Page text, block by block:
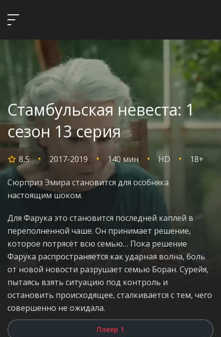
Стамбульская невеста: 1
сезон 13 серия
8,5 2017-2019 140 мин HD 18+
Сюрприз Эмира становится для особняка
настоящим шоком.
Для Фарука это становится последней каплей в
переполненной чаше. Он принимает решение,
которое потрясёт всю семью… Пока решение
Фарука распространяется как ударная волна, боль
от новой новости разрушает семью Боран. Сурейя,
пытаясь взять ситуацию под контроль и
остановить происходящее, сталкивается с тем, чего
совершенно не ожидала.
Плеер 1